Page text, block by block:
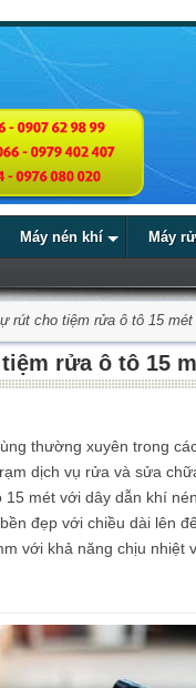
Máy nén khí Máy
rút cho tiệm rửa ô tô 15 mét
rửa ô tô 15
thường xuyên trong
dịch vụ rửa và sửa
mét với dây dẫn khí
đẹp với chiều dài lên
với khả năng chịu nhiệt